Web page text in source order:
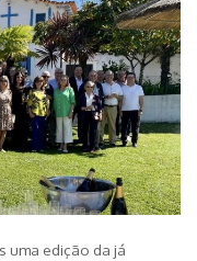
uma edição da já